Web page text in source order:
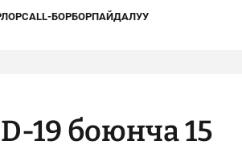
CALL-БОРБОРПАЙДАЛУУ
19 боюнча 15